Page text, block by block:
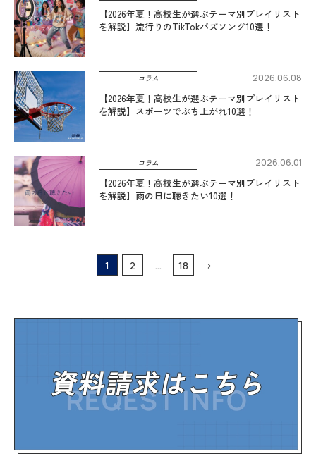
【2026年夏！高校生が選ぶテーマ別プレイリスト
を解説】流行りのTikTokバズソング10選！
コラム 2026.06.08
【2026年夏！高校生が選ぶテーマ別プレイリスト
を解説】スポーツでぶち上がれ10選！
コラム 2026.06.01
【2026年夏！高校生が選ぶテーマ別プレイリスト
を解説】雨の日に聴きたい10選！
1 2 … 18 >